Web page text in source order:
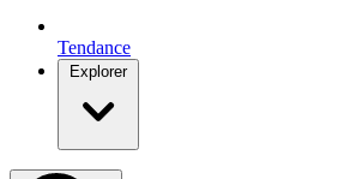
Tendance
Explorer